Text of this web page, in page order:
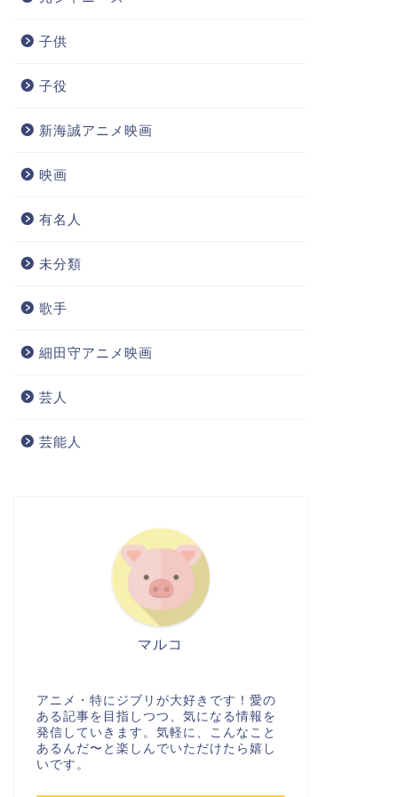
子供
子役
新海誠アニメ映画
映画
有名人
未分類
歌手
細田守アニメ映画
芸人
芸能人
マルコ
アニメ・特にジブリが大好きです！愛の
ある記事を目指しつつ、気になる情報を
発信していきます。気軽に、こんなこと
あるんだ〜と楽しんでいただけたら嬉し
いです。